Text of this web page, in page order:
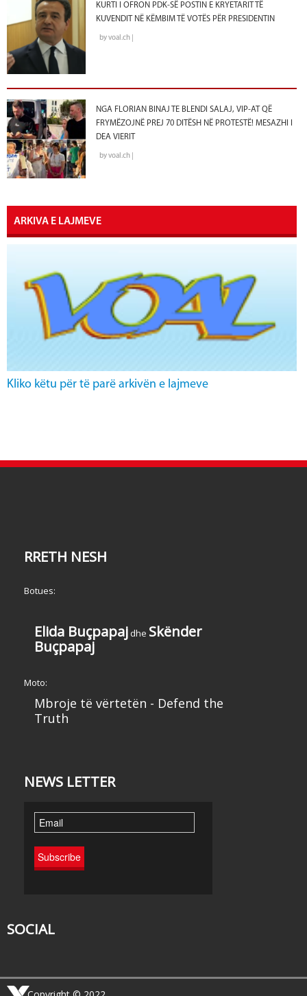
KURTI I OFRON PDK-SË POSTIN E KRYETARIT TË
KUVENDIT NË KËMBIM TË VOTËS PËR PRESIDENTIN
by voal.ch |
NGA FLORIAN BINAJ TE BLENDI SALAJ, VIP-AT QË
FRYMËZOJNË PREJ 70 DITËSH NË PROTESTË! MESAZHI I
DEA VIERIT
by voal.ch |
ARKIVA E LAJMEVE
Kliko këtu për të parë arkivën e lajmeve
RRETH NESH
Botues:
Elida Buçpapaj dhe Skënder
Buçpapaj
Moto:
Mbroje të vërtetën - Defend the
Truth
NEWS LETTER
SOCIAL